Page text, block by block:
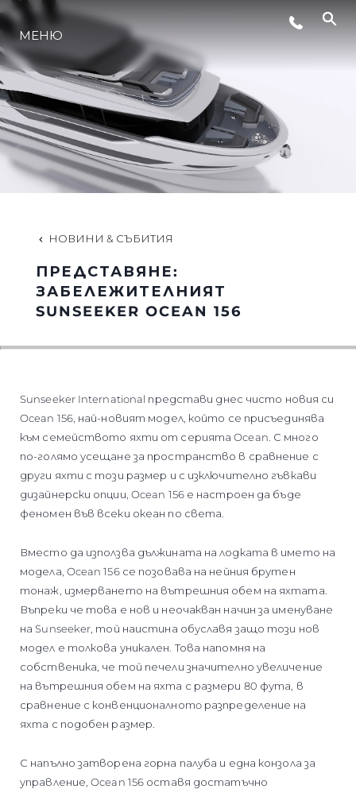
ЛАЙФСТАЙЛ
ИНОВАЦИЯ
КОМПАНИЯТА
ОЦЕНЕТЕ ВАШАТА ЯХТА
МЕНЮ
НОВИНИ & СЪБИТИЯ
ПРЕДСТАВЯНЕ:
ЗАБЕЛЕЖИТЕЛНИЯТ
SUNSEEKER OCEAN 156
Sunseeker International представи днес чисто новия си
Ocean 156, най-новият модел, който се присъединява
към семейството яхти от серията Ocean. С много
по-голямо усещане за пространство в сравнение с
други яхти с този размер и с изключително гъвкави
дизайнерски опции, Ocean 156 е настроен да бъде
феномен във всеки океан по света.
Вместо да използва дължината на лодката в името на
модела, Ocean 156 се позовава на нейния брутен
тонаж, измерването на вътрешния обем на яхтата.
Въпреки че това е нов и неочакван начин за именуване
на Sunseeker, той наистина обуславя защо този нов
модел е толкова уникален. Това напомня на
собственика, че той печели значително увеличение
на вътрешния обем на яхта с размери 80 фута, в
сравнение с конвенционалнотo разпределение на
яхта с подобен размер.
С напълно затворена горна палуба и една конзола за
управление, Ocean 156 оставя достатъчно